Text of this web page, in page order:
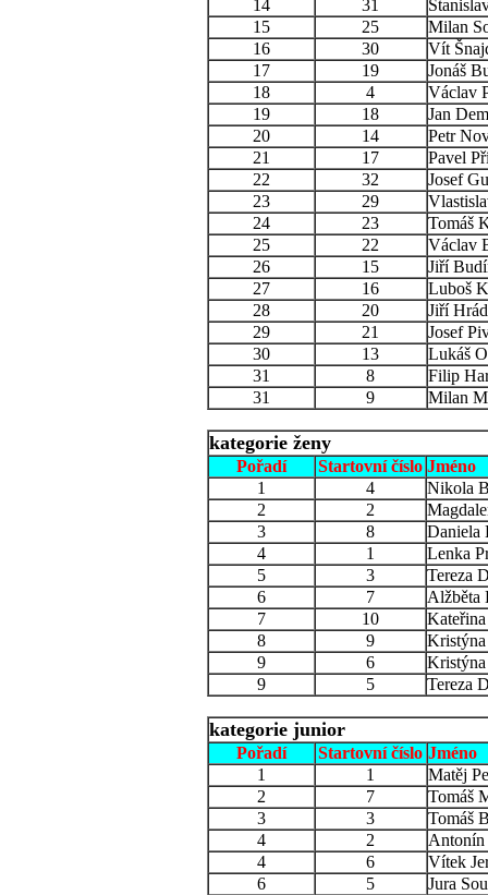
14
31
15
25
Milan
16
30
Vít
17
19
Jonáš
18
4
Václav
19
18
Jan
20
14
Petr
21
17
Pavel
22
32
Josef
23
29
24
23
Tomáš
25
22
Václav
26
15
Jiří
27
16
Luboš
28
20
Jiří
29
21
Josef
30
13
Lukáš
31
8
Filip
31
9 Milan
kategorie ženy
Pořadí Startovní číslo Jméno
1
4
Nikola
2
2
3
8
Daniela
4
1
Lenka
5
3
Tereza
6
7
Alžběta
7
10
8
9
9
6
9
5 Tereza
kategorie junior
Pořadí Startovní číslo Jméno
1
1
Matěj
2
7
Tomáš
3
3
Tomáš
4
2
4
6
Vítek
6
5
Jura